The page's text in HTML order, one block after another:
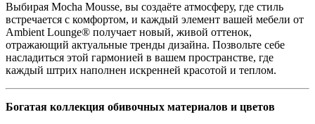
Выбирая Mocha Mousse, вы создаёте атмосферу, где стиль
встречается с комфортом, и каждый элемент вашей мебели от
Ambient Lounge® получает новый, живой оттенок,
отражающий актуальные тренды дизайна. Позвольте себе
насладиться этой гармонией в вашем пространстве, где
каждый штрих наполнен искренней красотой и теплом.
Богатая коллекция обивочных материалов и цветов